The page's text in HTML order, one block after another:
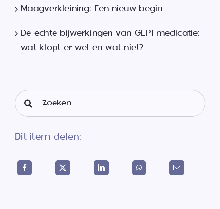
Maagverkleining: Een nieuw begin
De echte bijwerkingen van GLP1 medicatie:
wat klopt er wel en wat niet?
Search
for:
Dit item delen: